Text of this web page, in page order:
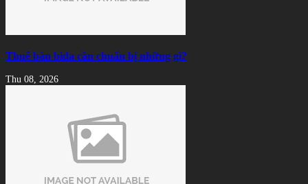
Thuê bàn bida cần chuẩn bị những gì?
Thu 08, 2026